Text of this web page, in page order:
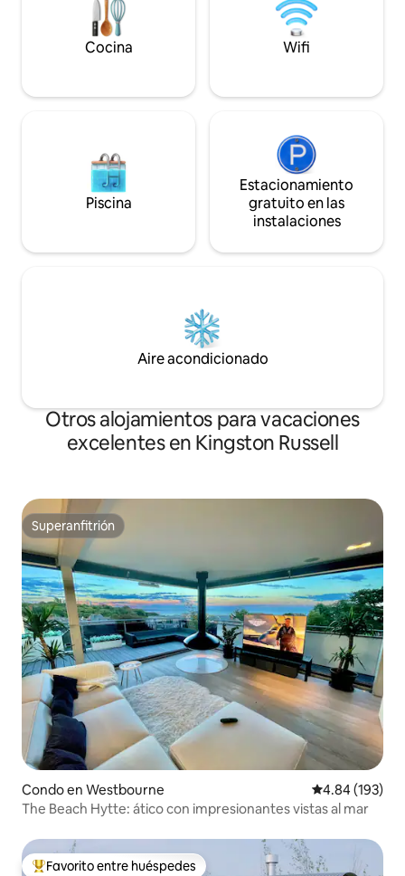
exterior con JACUZZI privado, mesa y
sillas, estacionamiento, punto de carga
para vehículos eléctricos y solárium. Las
en colinas y
Estamos muy
casa, por lo que
admiten
Cocina Wifi
Piscina
Estacionamiento
gratuito en las
instalaciones
Aire acondicionado
Otros alojamientos para vacaciones
excelentes en Kingston Russell
Superanfitrión
Superanfitrión
Condo en Westbourne Calificación
4.84 (193)
The Beach Hytte: ático con impresionantes vistas al mar
Favorito entre huéspedes